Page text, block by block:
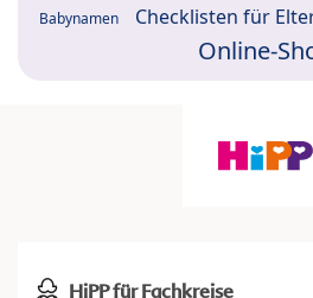
Babynamen Checklisten für
Online-
HiPP für Fachkreise